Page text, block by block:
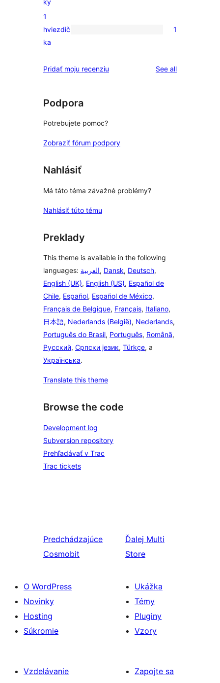
hviezdičkovým
hodnotením
recenzií
s
2-
hviezdičkovým
1
recenzia
1-
hodnotením
1
hviezdič
ka
1
Pridať moju recenziu See allreviews
Podpora
Potrebujete pomoc?
Zobraziť fórum podpory
Nahlásiť
Má táto téma závažné problémy?
Nahlásiť túto tému
Preklady
This theme is available in the following
languages: العربية, Dansk, Deutsch,
English (UK), English (US), Español de
Chile, Español, Español de México,
Français de Belgique, Français, Italiano,
日本語, Nederlands (België), Nederlands,
Português do Brasil, Português, Română,
Русский, Српски језик, Türkçe, a
Українська.
Translate this theme
Browse the code
Development log
Subversion repository
Prehľadávať v Trac
Trac tickets
Predchádzajúce
Cosmobit
Ďalej Multi
Store
O WordPress
Novinky
Hosting
Súkromie
Ukážka
Témy
Pluginy
Vzory
Vzdelávanie
Zapojte sa